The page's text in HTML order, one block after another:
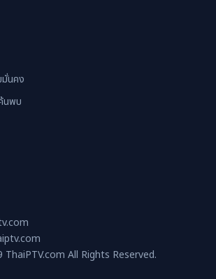
มั่นคง
นพบ
All Rights Reserved.